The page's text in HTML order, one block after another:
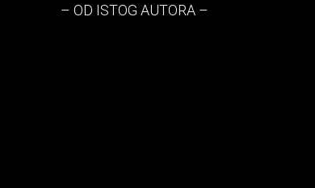
– OD ISTOG AUTORA –